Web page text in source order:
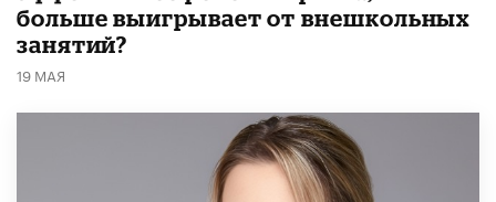
больше выигрывает от внешкольных
занятий?
19 МАЯ